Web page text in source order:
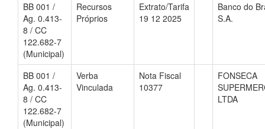
BB 001 /
Ag. 0.413-
8 / CC
122.682-7
(Municipal)
Recursos
Próprios
Extrato/Tarifa
19 12 2025
Banco do
S.A.
BB 001 /
Ag. 0.413-
8 / CC
122.682-7
(Municipal)
Verba
Vinculada
Nota Fiscal
10377
FONSECA
LTDA